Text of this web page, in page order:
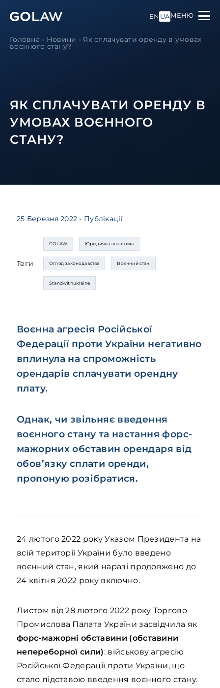
EN UAМЕНЮ
Головна - Новини - Як сплачувати оренду в умовах
воєнного стану?
ЯК СПЛАЧУВАТИ ОРЕНДУ В
УМОВАХ ВОЄННОГО
СТАНУ?
25 Березня 2022 - Публікації
Теги
GOLAW Юридична аналітика
Огляд законодавства Воєнний стан
Standwithukraine
Воєнна агресія Російської
Федерації проти України негативно
вплинула на спроможність
орендарів сплачувати орендну
плату.
Однак, чи звільняє введення
воєнного стану та настання форс-
мажорних обставин орендаря від
обов’язку сплати оренди,
пропоную розібратися.
24 лютого 2022 року Указом Президента на
всій території України було введено
воєнний стан, який наразі продовжено до
24 квітня 2022 року включно.
Листом від 28 лютого 2022 року Торгово-
Промислова Палата України засвідчила як
форс-мажорні обставини (обставини
непереборної сили): військову агресію
Російської Федерації проти України, що
стало підставою введення воєнного стану.